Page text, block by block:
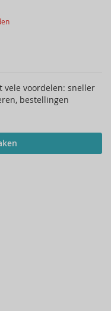
vele voordelen: sneller
bestellingen